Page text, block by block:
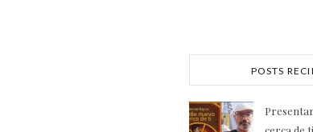
POSTS